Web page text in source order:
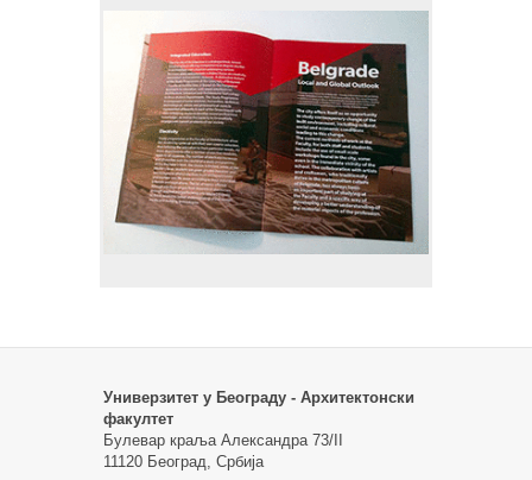
Универзитет у Београду - Архитектонски
факултет
Булевар краља Александра 73/II
11120 Београд, Србија